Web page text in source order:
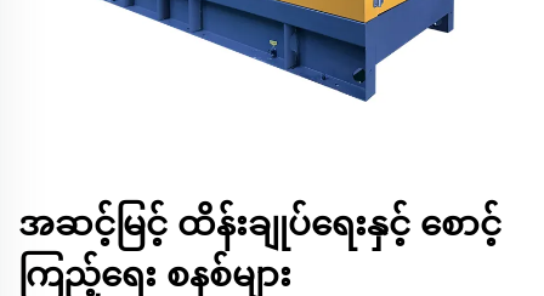
အဆင့်မြင့် ထိန်းချုပ်ရေးနှင့် စောင့်
ကြည့်ရေး စနစ်များ